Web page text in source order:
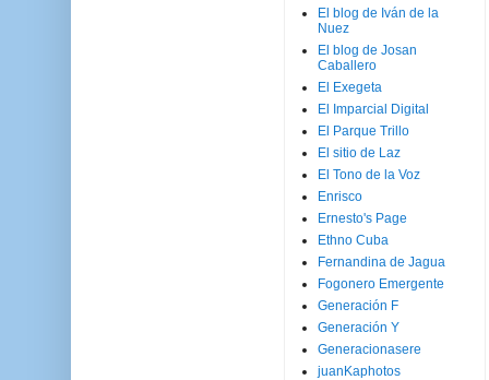
El blog de Iván de la
Nuez
El blog de Josan
Caballero
El Exegeta
El Imparcial Digital
El Parque Trillo
El sitio de Laz
El Tono de la Voz
Enrisco
Ernesto's Page
Ethno Cuba
Fernandina de Jagua
Fogonero Emergente
Generación F
Generación Y
Generacionasere
juanKaphotos